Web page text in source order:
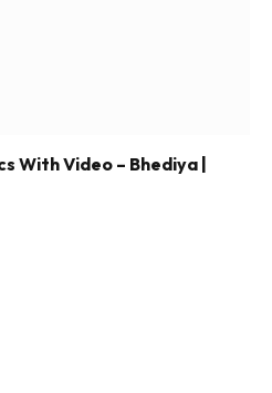
With Video – Bhediya |